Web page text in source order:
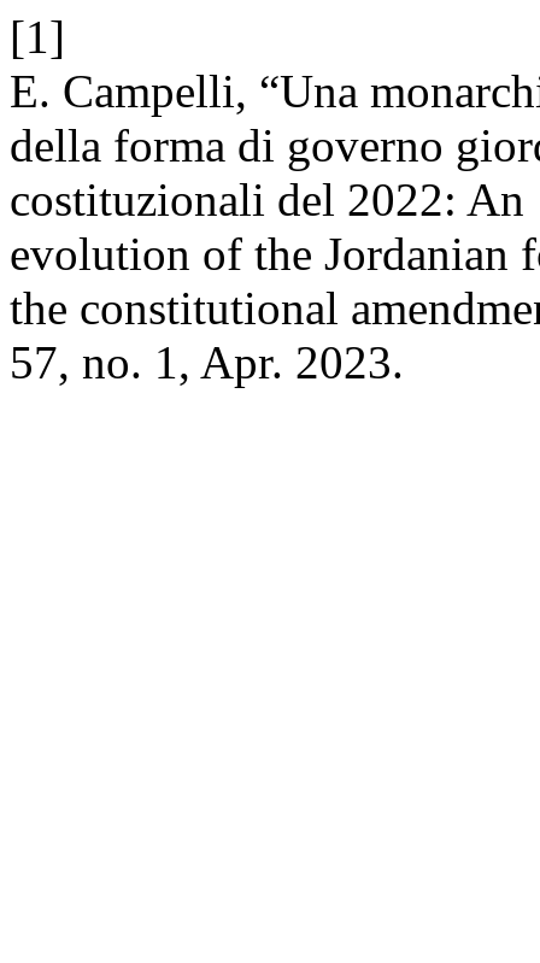
[1]
E. Campelli, “Una
della forma di governo
costituzionali del 2022: An
evolution of the Jordanian
the constitutional
57, no. 1, Apr. 2023.